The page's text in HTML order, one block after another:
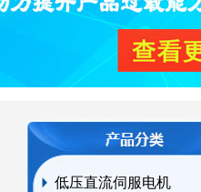
低压直流伺服电机